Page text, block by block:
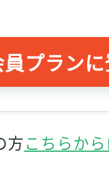
プラン
方こちらか